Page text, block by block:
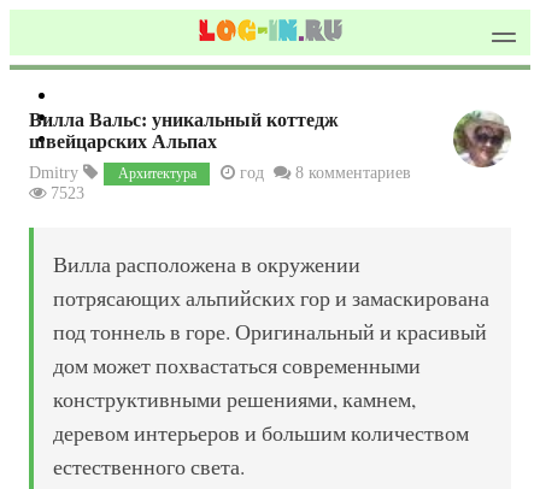
Вилла Вальс: уникальный коттедж
швейцарских Альпах
Dmitry Архитектура год
8 комментариев
7523
Вилла расположена в окружении
потрясающих альпийских гор и замаскирована
под тоннель в горе. Оригинальный и красивый
дом может похвастаться современными
конструктивными решениями, камнем,
деревом интерьеров и большим количеством
естественного света.